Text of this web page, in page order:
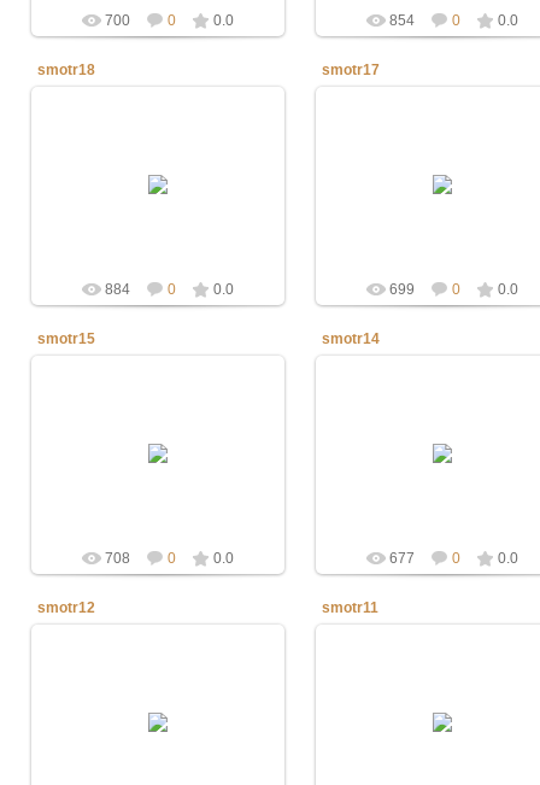
700 0 0.0 854 0 0.0
smotr18
884 0 0.0
smotr17
699 0 0.0
smotr15
708 0 0.0
smotr14
677 0 0.0
smotr12 smotr11